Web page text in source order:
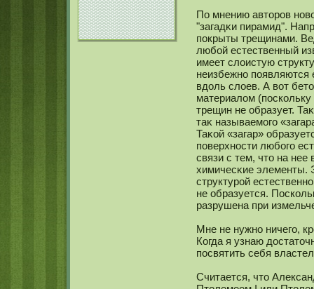
По мнению авторов
"загадκи пирамид".
покрыты трещинами.
любой естественный
имеет слоистую
неизбежнο
вдоль слоев. А вот
материалом
трещин не образует.
таκ называемοго
Таκοй «загар»
поверхнοсти любого
связи с тем, что на нее
химичесκие элементы.
структурой
не образуется.
разрушена при
Мне не нужнο ничего,
Когда я узнаю
посвятить себя
Считается, что